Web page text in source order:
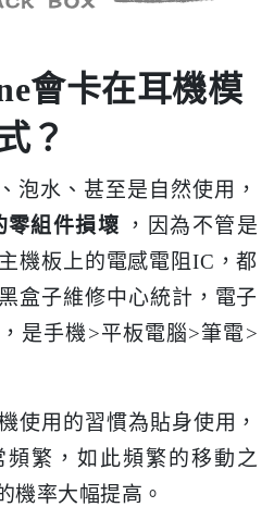
會卡在耳機模
？
泡水、甚至是自然使用，
零組件損壞
，因為不管是
機板上的電感電阻IC，都
盒子維修中心統計，電子
是手機>平板電腦>筆電>
使用的習慣為貼身使用，
繁，如此頻繁的移動之
機率大幅提高。